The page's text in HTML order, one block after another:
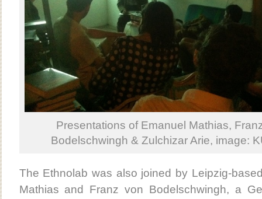
Presentations of Emanuel Mathias,
Bodelschwingh & Zulchizar Arie, image:
The Ethnolab was also joined by Leipzig-
Mathias and Franz von Bodelschwingh, a